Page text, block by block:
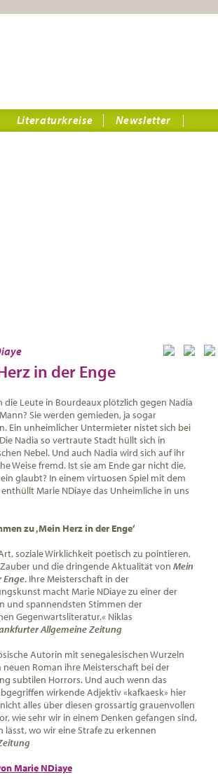
Literaturkreise
Newsletter
in der Enge
die Leute in Bourdeaux plötzlich gegen Nadia
Sie werden gemieden, ja sogar
Ein unheimlicher Untermieter nistet sich bei
Nadia so vertraute Stadt hüllt sich in
Nebel. Und auch Nadia wird sich auf ihr
Weise fremd. Ist sie am Ende gar nicht die,
glaubt? In einem virtuosen Spiel mit dem
Marie NDiaye das Unheimliche in uns
zu ‚Mein Herz in der Enge‘
soziale Wirklichkeit poetisch zu pointieren,
und die dringende Aktualität von Mein
Enge. Ihre Meisterschaft in der
macht Marie NDiaye zu einer der
und spannendsten Stimmen der
Gegenwartsliteratur.« Niklas
Allgemeine Zeitung
Autorin mit senegalesischen Wurzeln
neuen Roman ihre Meisterschaft bei der
subtilen Horrors. Und auch wenn das
wirkende Adjektiv «kafkaesk» hier
alles über diesen grossartig grauenvollen
wie sehr wir in einem Denken gefangen sind,
wo wir eine Strafe zu erkennen
Marie NDiaye